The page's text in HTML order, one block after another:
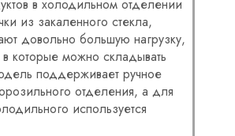
в холодильном отделении
из закаленного стекла,
довольно большую нагрузку,
которые можно складывать
поддерживает ручное
отделения, а для
используется